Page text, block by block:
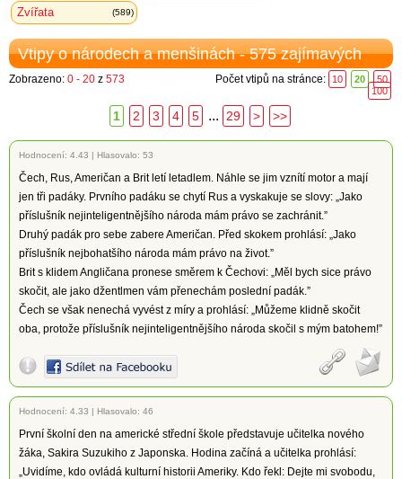
Zvířata (589)
Vtipy o národech a menšinách - 575 zajímavých
Zobrazeno: 0 - 20 z 573 Počet vtipů na stránce: 10 20
50
100
1 2 3 4 5 ... 29 > >>
Hodnocení: 4.43 | Hlasovalo: 53
Čech, Rus, Američan a Brit letí letadlem. Náhle se jim vznítí motor a mají
jen tři padáky. Prvního padáku se chytí Rus a vyskakuje se slovy: „Jako
příslušník nejinteligentnějšího národa mám právo se zachránit.”
Druhý padák pro sebe zabere Američan. Před skokem prohlásí: „Jako
příslušník nejbohatšího národa mám právo na život.”
Brit s klidem Angličana pronese směrem k Čechovi: „Měl bych sice právo
skočit, ale jako džentlmen vám přenechám poslední padák.”
Čech se však nenechá vyvést z míry a prohlásí: „Můžeme klidně skočit
oba, protože příslušník nejinteligentnějšího národa skočil s mým batohem!”
Hodnocení: 4.33 | Hlasovalo: 46
První školní den na americké střední škole představuje učitelka nového
žáka, Sakira Suzukiho z Japonska. Hodina začíná a učitelka prohlásí:
„Uvidíme, kdo ovládá kulturní historii Ameriky. Kdo řekl: Dejte mi svobodu,